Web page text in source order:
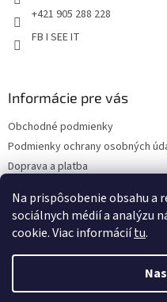
Na prispôsobenie obsahu a
sociálnych médií a analýzu
cookie. Viac informáciítu.
+421 905 288 228
FB I SEE IT
Informácie pre vás
Obchodné podmienky
Podmienky ochrany osobných
Doprava a platba
Kontakty